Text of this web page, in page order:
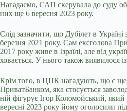
Нагадаємо, САП скерувала до суду
них ще 6 вересня 2023 року.
Слід зазначити, що Дубілет в Україні
березня 2021 року. Сам ексголова
2017 року живе в Ізраїлі, але від
ховається. У нього також виявилося
Крім того, в ЦПК нагадують, що є ще
ПриватБанком, яка стосується
ній фігурує Ігор Коломойський,
вересні 2023 року йому оголосили